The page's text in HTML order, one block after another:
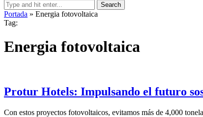
Search
Portada » Energia fotovoltaica
Tag:
Energia fotovoltaica
Protur Hotels: Impulsando el futuro
Con estos proyectos fotovoltaicos, evitamos más de 4,000